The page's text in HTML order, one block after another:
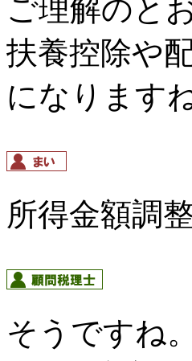
ご理解のと
扶養控除や
になりますね
所得金額調
そうですね。